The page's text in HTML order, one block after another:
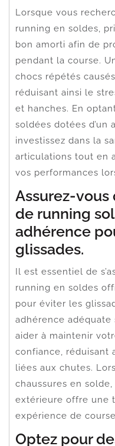
Lorsque vous
running en soldes,
bon amorti afin de
pendant la course.
chocs répétés
réduisant ainsi le
et hanches. En
soldées dotées d’un
investissez dans la
articulations tout en
vos performances
Assurez-vous
de running
adhérence
glissades.
Il est essentiel de
running en soldes
pour éviter les
adhérence
aider à maintenir
confiance, réduisant
liées aux chutes.
chaussures en
extérieure offre une
expérience de
Optez pour